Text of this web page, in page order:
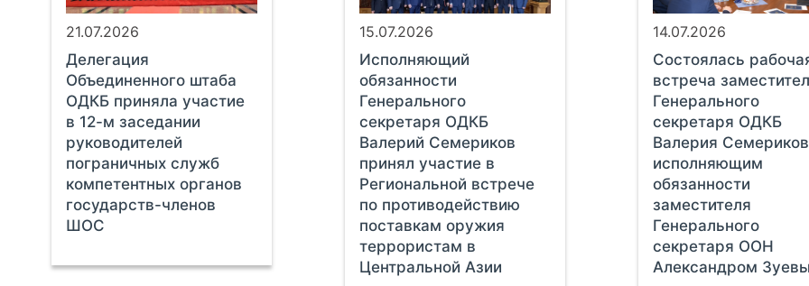
21.07.2026
Делегация
Объединенного штаба
ОДКБ приняла участие
в 12-м заседании
руководителей
пограничных служб
компетентных органов
государств-членов
ШОС
15.07.2026
Исполняющий
обязанности
Генерального
секретаря ОДКБ
Валерий Семериков
принял участие в
Региональной встрече
по противодействию
поставкам оружия
террористам в
Центральной Азии
14.07.2026
Состоялась
встреча
Генерального
секретаря ОДКБ
Валерия
исполняющим
обязанности
заместителя
Генерального
секретаря ООН
Александром